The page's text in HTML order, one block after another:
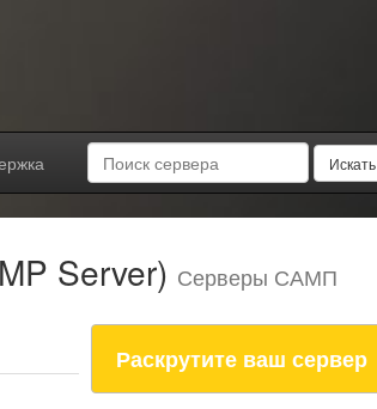
Искать
Server) Серверы САМП
Раскрутите ваш сервер